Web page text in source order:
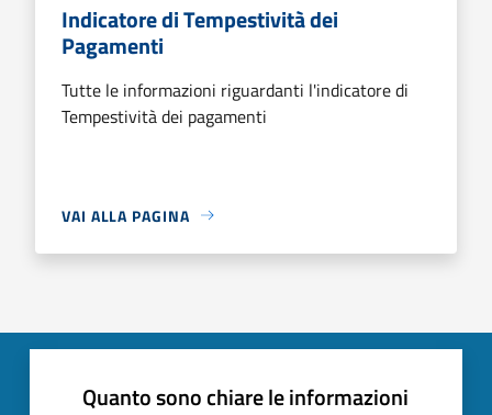
Indicatore di Tempestività dei
Pagamenti
Tutte le informazioni riguardanti l'indicatore di
Tempestività dei pagamenti
VAI ALLA PAGINA
Quanto sono chiare le informazioni